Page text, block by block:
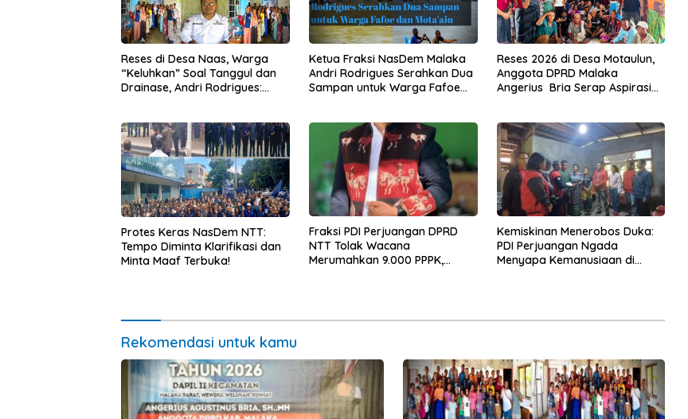
Reses di Desa Naas, Warga
“Keluhkan” Soal Tanggul dan
Drainase, Andri Rodrigues:
Ketua Fraksi NasDem Malaka
Andri Rodrigues Serahkan Dua
Sampan untuk Warga Fafoe
Reses 2026 di Desa Motaulun,
Anggota DPRD Malaka
Angerius Bria Serap Aspirasi
Protes Keras NasDem NTT:
Tempo Diminta Klarifikasi dan
Minta Maaf Terbuka!
Fraksi PDI Perjuangan DPRD
NTT Tolak Wacana
Merumahkan 9.000 PPPK,
Kemiskinan Menerobos Duka:
PDI Perjuangan Ngada
Menyapa Kemanusiaan di
Rekomendasi untuk kamu